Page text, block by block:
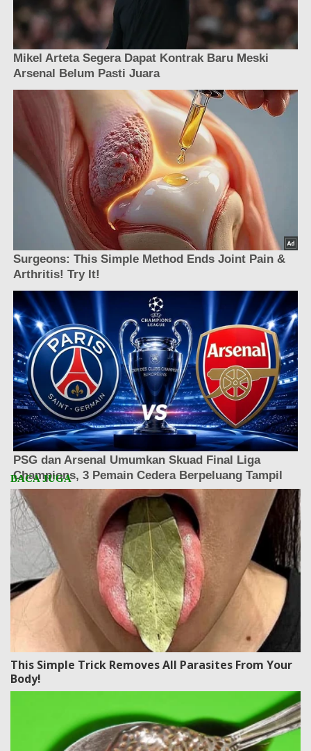
This Simple Trick Removes All Parasites From Your
Body!